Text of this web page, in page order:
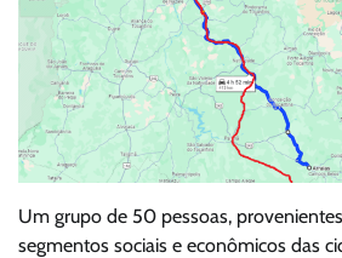
Um grupo de 50 pessoas,
segmentos sociais e econômicos das